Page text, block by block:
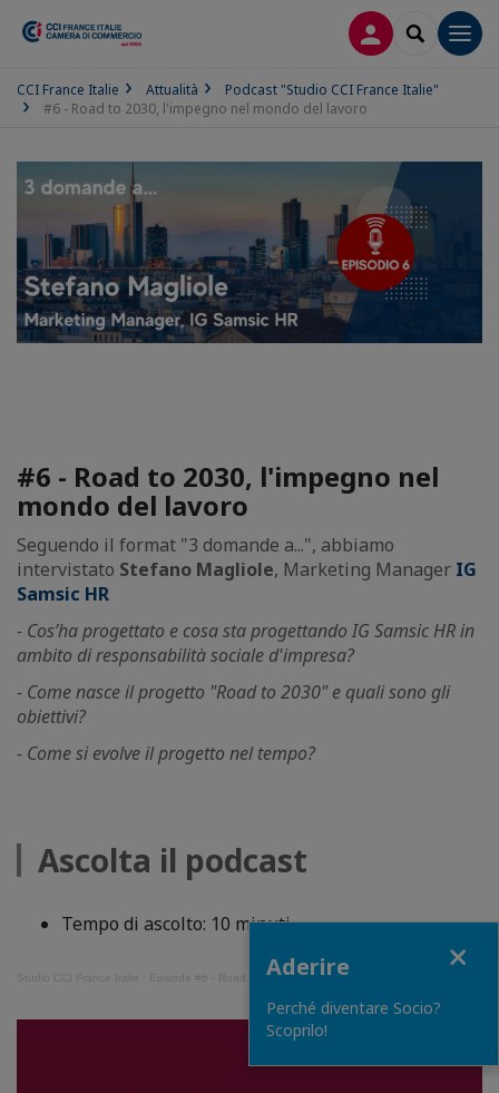
LOG INSEARCH
CCI France Italie Attualità
Podcast "Studio CCI France Italie"
#6 - Road to 2030, l'impegno nel mondo del lavoro
#6 - Road to 2030, l'impegno nel
mondo del lavoro
Seguendo il format "3 domande a...", abbiamo
intervistato Stefano Magliole, Marketing Manager IG
Samsic HR
- Cos’ha progettato e cosa sta progettando IG Samsic HR in
ambito di responsabilità sociale d'impresa?
- Come nasce il progetto "Road to 2030" e quali sono gli
obiettivi?
- Come si evolve il progetto nel tempo?
Ascolta il podcast
Tempo di ascolto: 10 minuti
Studio CCI France Italie Episode #6 - Road to 2030, 3 domande a Stefano Magliole
Aderire
Perché diventare Socio?
Scoprilo!